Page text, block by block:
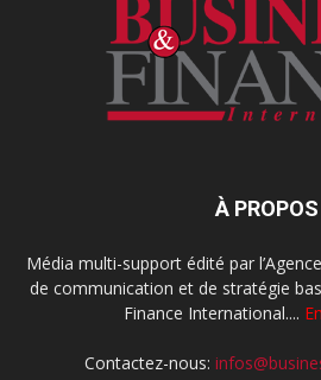
À PROPOS
Média multi-support édité par
de communication et de stratégie
Finance International....
Contactez-nous: